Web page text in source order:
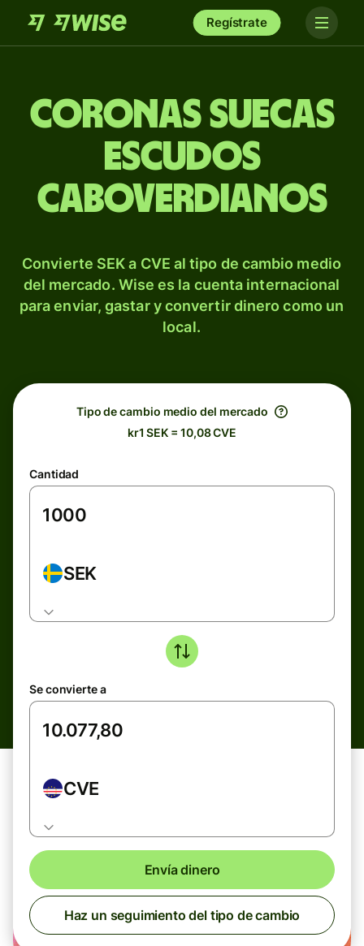
Regístrate
Coronas suecas
escudos
caboverdianos
Convierte SEK a CVE al tipo de cambio medio
del mercado. Wise es la cuenta internacional
para enviar, gastar y convertir dinero como un
local.
Tipo de cambio medio del mercado
kr1 SEK = 10,08 CVE
Cantidad
SEK
Se convierte a
CVE
Envía dinero
Haz un seguimiento del tipo de cambio